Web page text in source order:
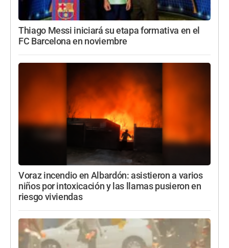
Thiago Messi iniciará su etapa formativa en el
FC Barcelona en noviembre
Voraz incendio en Albardón: asistieron a varios
niños por intoxicación y las llamas pusieron en
riesgo viviendas